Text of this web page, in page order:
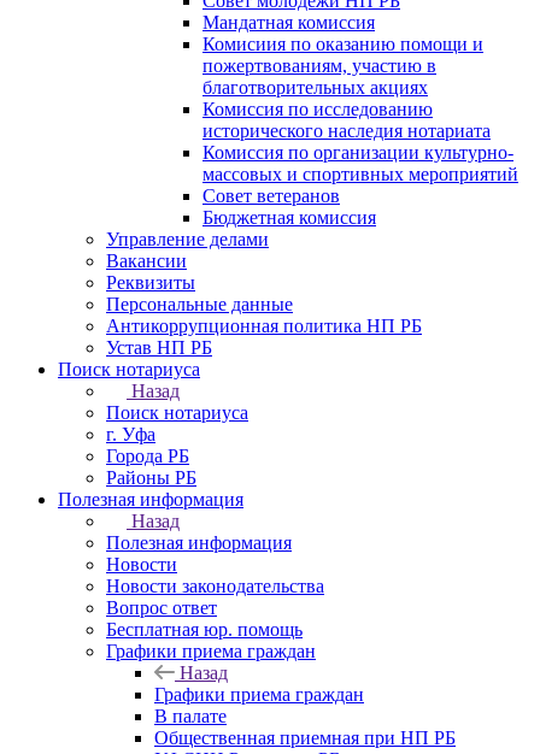
Мандатная комиссия
Комисиия по оказанию помощи и
пожертвованиям, участию в
благотворительных акциях
Комиссия по исследованию
исторического наследия нотариата
Комиссия по организации культурно-
массовых и спортивных мероприятий
Совет ветеранов
Бюджетная комиссия
Управление делами
Вакансии
Реквизиты
Персональные данные
Антикоррупционная политика НП РБ
Устав НП РБ
Поиск нотариуса
Назад
Поиск нотариуса
г. Уфа
Города РБ
Районы РБ
Полезная информация
Назад
Полезная информация
Новости
Новости законодательства
Вопрос ответ
Бесплатная юр. помощь
Графики приема граждан
Назад
Графики приема граждан
В палате
Общественная приемная при НП РБ